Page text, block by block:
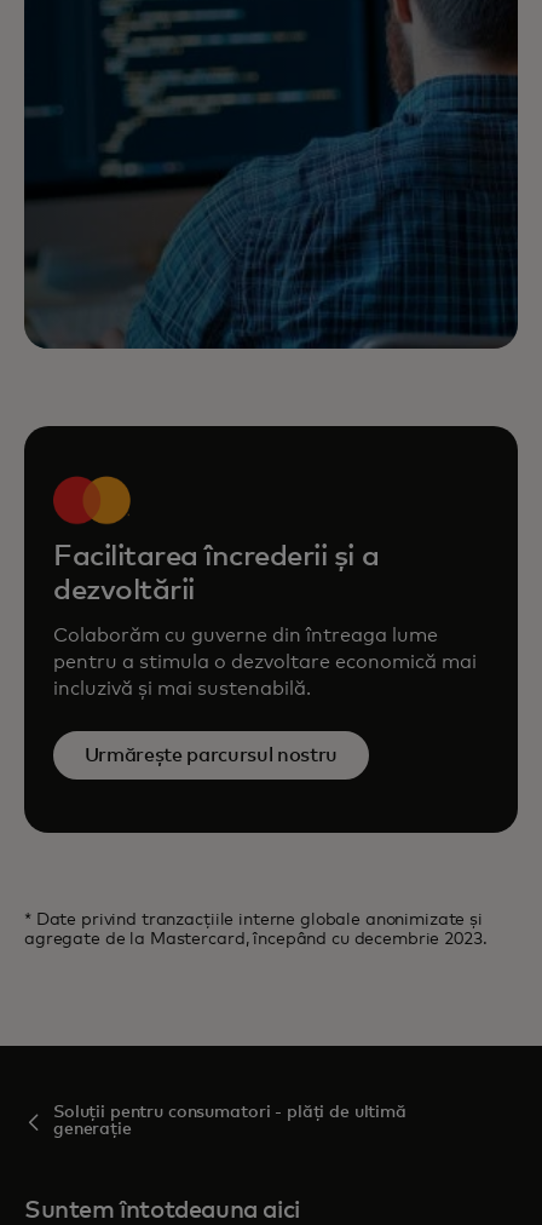
Facilitarea încrederii și a
dezvoltării
Colaborăm cu guverne din întreaga lume
pentru a stimula o dezvoltare economică mai
incluzivă și mai sustenabilă.
Urmărește parcursul nostru
* Date privind tranzacțiile interne globale anonimizate și
agregate de la Mastercard, începând cu decembrie 2023.
Soluții pentru consumatori - plăți de ultimă
generație
Suntem întotdeauna aici